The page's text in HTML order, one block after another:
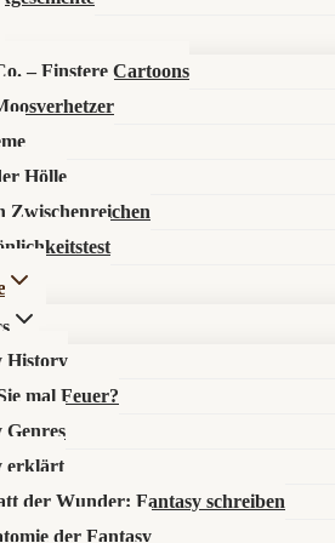
– Finstere Cartoons
Hölle
Zwischenreichen
History
mal Feuer?
Genres
erklärt
der Wunder: Fantasy schreiben
der Fantasy
auf, entdecke neue Werke oder